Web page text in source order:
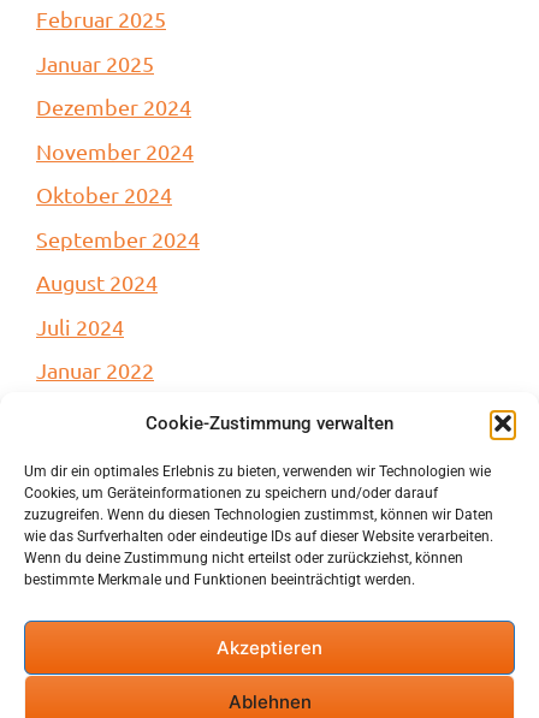
Cookie-Zustimmung verwalten
Um dir ein optimales Erlebnis zu bieten, verwenden wir Technologien wie
Cookies, um Geräteinformationen zu speichern und/oder darauf
zuzugreifen. Wenn du diesen Technologien zustimmst, können wir Daten
wie das Surfverhalten oder eindeutige IDs auf dieser Website verarbeiten.
Wenn du deine Zustimmung nicht erteilst oder zurückziehst, können
bestimmte Merkmale und Funktionen beeinträchtigt werden.
Akzeptieren
Ablehnen
Februar 2025
Januar 2025
Dezember 2024
November 2024
Oktober 2024
September 2024
August 2024
Juli 2024
Januar 2022
Kategorien
Uncategorized
Impressum